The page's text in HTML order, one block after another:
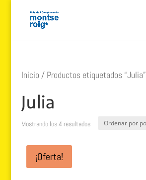
Inicio / Productos etiquetados “Julia”
Julia
Mostrando los 4 resultadosOrdenado
¡Oferta!